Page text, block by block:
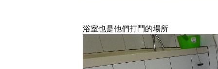
浴室也是他們打鬥的場所